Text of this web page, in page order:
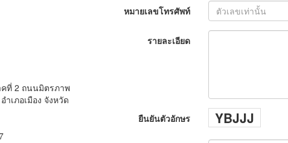
ที่ 2 ถนนมิตรภาพ
ำเภอเมือง จังหวัด
หมายเลขโทรศัพท์
รายละเอียด
ยืนยันตัวอักษร YBJJJ